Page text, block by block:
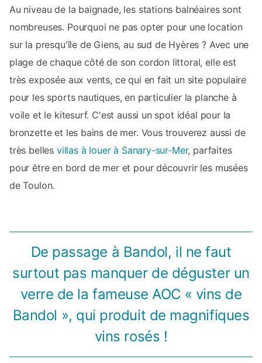
Au niveau de la baignade, les stations balnéaires sont
nombreuses. Pourquoi ne pas opter pour une location
sur la presqu'île de Giens, au sud de Hyères ? Avec une
plage de chaque côté de son cordon littoral, elle est
très exposée aux vents, ce qui en fait un site populaire
pour les sports nautiques, en particulier la planche à
voile et le kitesurf. C'est aussi un spot idéal pour la
bronzette et les bains de mer. Vous trouverez aussi de
très belles villas à louer à Sanary-sur-Mer, parfaites
pour être en bord de mer et pour découvrir les musées
de Toulon.
De passage à Bandol, il ne faut
surtout pas manquer de déguster un
verre de la fameuse AOC « vins de
Bandol », qui produit de magnifiques
vins rosés !